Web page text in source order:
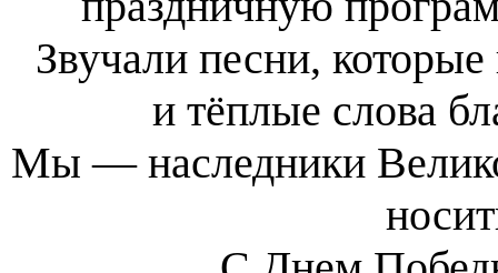
Звучали песни,
и тёплые слова
Мы — наследники